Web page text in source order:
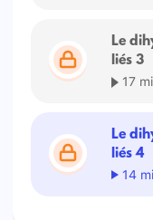
Le
liés 3
17
Le
liés 4
14